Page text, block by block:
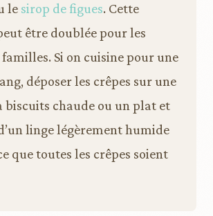
le sirop de figues. Cette
être doublée pour les
Si on cuisine pour une
déposer les crêpes sur une
biscuits chaude ou un plat et
linge légèrement humide
que toutes les crêpes soient